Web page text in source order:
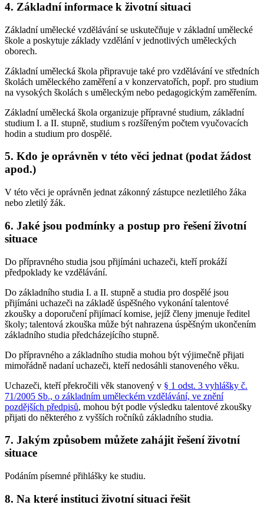
4. Základní informace k životní situaci
Základní umělecké vzdělávání se uskutečňuje v základní umělecké
škole a poskytuje základy vzdělání v jednotlivých uměleckých
oborech.
Základní umělecká škola připravuje také pro vzdělávání ve středních
školách uměleckého zaměření a v konzervatořích, popř. pro studium
na vysokých školách s uměleckým nebo pedagogickým zaměřením.
Základní umělecká škola organizuje přípravné studium, základní
studium I. a II. stupně, studium s rozšířeným počtem vyučovacích
hodin a studium pro dospělé.
5. Kdo je oprávněn v této věci jednat (podat žádost
apod.)
V této věci je oprávněn jednat zákonný zástupce nezletilého žáka
nebo zletilý žák.
6. Jaké jsou podmínky a postup pro řešení životní
situace
Do přípravného studia jsou přijímáni uchazeči, kteří prokáží
předpoklady ke vzdělávání.
Do základního studia I. a II. stupně a studia pro dospělé jsou
přijímáni uchazeči na základě úspěšného vykonání talentové
zkoušky a doporučení přijímací komise, jejíž členy jmenuje ředitel
školy; talentová zkouška může být nahrazena úspěšným ukončením
základního studia předcházejícího stupně.
Do přípravného a základního studia mohou být výjimečně přijati
mimořádně nadaní uchazeči, kteří nedosáhli stanoveného věku.
Uchazeči, kteří překročili věk stanovený v § 1 odst. 3 vyhlášky č.
71/2005 Sb., o základním uměleckém vzdělávání, ve znění
pozdějších předpisů, mohou být podle výsledku talentové zkoušky
přijati do některého z vyšších ročníků základního studia.
7. Jakým způsobem můžete zahájit řešení životní
situace
Podáním písemné přihlášky ke studiu.
8. Na které instituci životní situaci řešit